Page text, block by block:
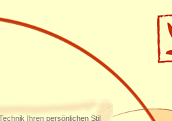
Ihren persönlichen Stil